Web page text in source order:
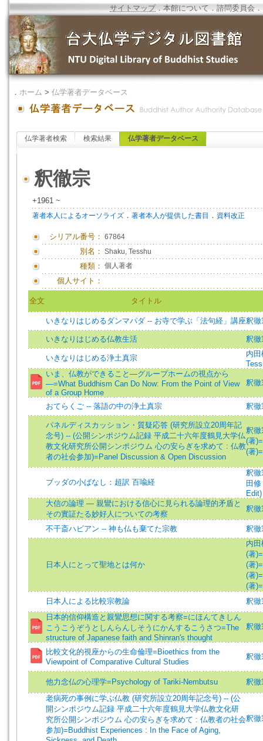
サイトマップ．本館について ．諮問委員会 ．
． ホーム > 仏学著者データベース
仏学著者検索 検索結果 仏学著者データベース
釈徹宗
+1961 ~
著者本人によるオーソライズ ． 著者本人が提供した書目 ． 資料改正
シリアル番号： 67864
別名： Shaku, Tesshu
種類： 個人著者
個人サイト：
全文 タイトル
いきなりはじめるダンマパダ -- お寺で学ぶ「法句経」講座釈徹
いきなりはじめる仏教生活 釈徹
いきなりはじめる浄土真宗
内
いま、仏教ができること―グループホームの視点から
―=What Buddhism Can Do Now: From the Point of View
of a Group Home
釈徹
おてらくご -- 落語の中の浄土真宗 釈徹
パネルディスカッション・質疑応答 (研究所設立20周年記
念号) -- (公開シンポジウム記録 平成二十六年度鶴見大学仏
教文化研究所公開シンポジウム 心の安らぎを求めて : 仏教
者の社会参加)=Panel Discussion & Open Discussion
釈徹
(著
(著
ブッダの小ばなし：超訳 百喩経
釈徹
田
Edit)
大信の論理 — 親鸞における信心に見られる論理的矛盾と
その實証たる妙好人についての考察
釈徹
不干斎ハビアン -- 神も仏も棄てた宗教 釈徹
日本人にとって聖地とは何か
内
(著
(著
(著
(著
日本人による比較宗教論
釈徹
日本的信仰構造と親鸞思想に関する考察=にほんてきしん
こうこうぞうとしんらんしそうにかんするこうさつ=The
structure of Japanese faith and Shinran's thought
釈徹
比較文化的視座からの生命倫理=Bioethics from the
Viewpoint of Comparative Cultural Studies
釈徹
他力念仏の心理学=Psychology of Tariki-Nembutsu
釈徹
老病死の事例に学ぶ仏教 (研究所設立20周年記念号) -- (公
開シンポジウム記録 平成二十六年度鶴見大学仏教文化研
究所公開シンポジウム 心の安らぎを求めて : 仏教者の社会
参加)=Buddhist Experiences : In the Face of Aging,
釈徹